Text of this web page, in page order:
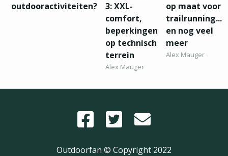
outdooractiviteiten?
3: XXL-
comfort,
beperkingen
op technisch
terrein
Alex Mauger
op maat voor
trailrunning...
en nog veel
meer
Alex Mauger
Outdoorfan © Copyright 2022